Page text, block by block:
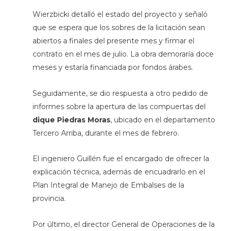
Wierzbicki detalló el estado del proyecto y señaló
que se espera que los sobres de la licitación sean
abiertos a finales del presente mes y firmar el
contrato en el mes de julio. La obra demoraría doce
meses y estaría financiada por fondos árabes.
Seguidamente, se dio respuesta a otro pedido de
informes sobre la apertura de las compuertas del
dique Piedras Moras, ubicado en el departamento
Tercero Arriba, durante el mes de febrero.
El ingeniero Guillén fue el encargado de ofrecer la
explicación técnica, además de encuadrarlo en el
Plan Integral de Manejo de Embalses de la
provincia.
Por último, el director General de Operaciones de la